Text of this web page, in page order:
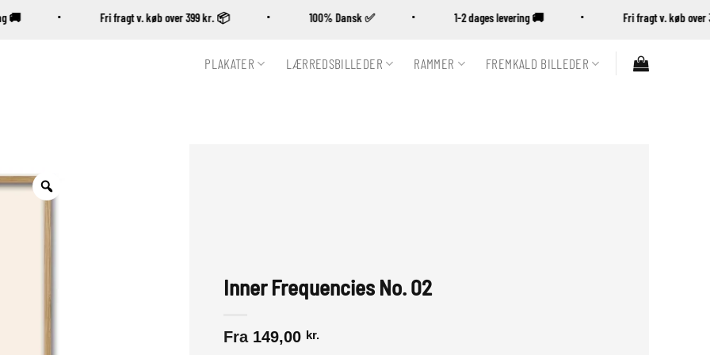
🚚 Fri fragt v. køb over 399 kr. 📦 100% Dansk ✅ 1-2 dages levering 🚚 Fri fragt v. køb
PLAKATER LÆRREDSBILLEDER RAMMER FREMKALD BILLEDER
Inner Frequencies No. 02
Fra 149,00 kr.